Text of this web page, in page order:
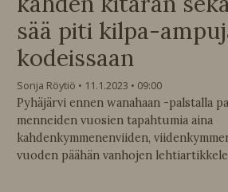
sää piti kilpa-
kodeissaan
Sonja Röytiö 11.1.2023
09:00
Pyhäjärvi ennen wanahaan -palstalla
menneiden vuosien tapahtumia aina
kahdenkymmenenviiden,
vuoden päähän vanhojen